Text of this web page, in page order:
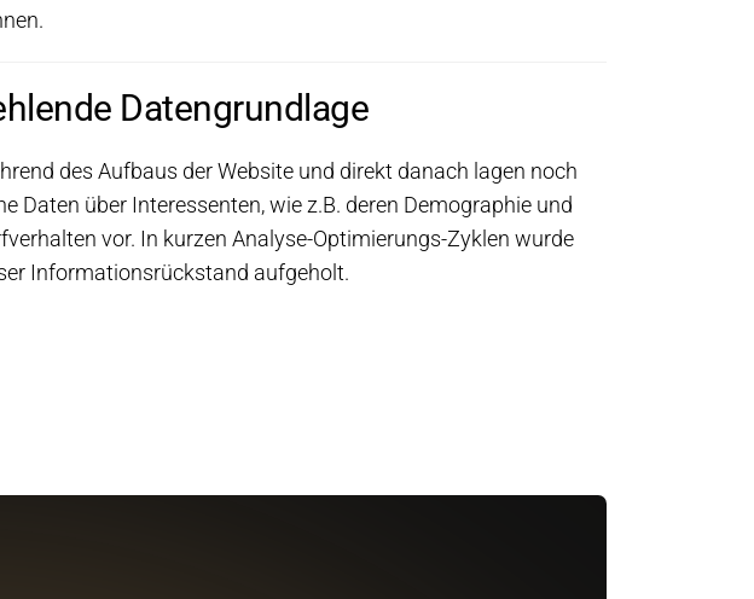
Datengrundlage
des Aufbaus der Website und direkt danach lagen noch
Daten über Interessenten, wie z.B. deren Demographie und
vor. In kurzen Analyse-Optimierungs-Zyklen wurde
Informationsrückstand aufgeholt.